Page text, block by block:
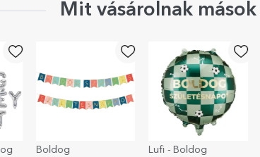
Mit vásárolnak mások
Boldog
Lufi - Boldog